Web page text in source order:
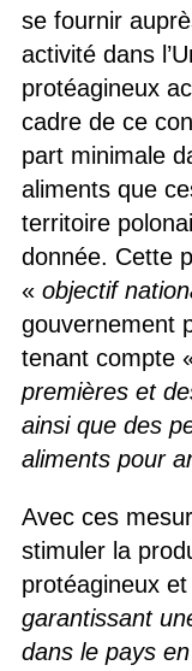
se fournir
activité dans
protéagineux
cadre de ce
part minimale
aliments que
territoire
donnée. Cette
« objectif
gouvernement
tenant compte
premières et
ainsi que des
aliments pour
Avec ces
stimuler la
protéagineux
garantissant
dans le pays en